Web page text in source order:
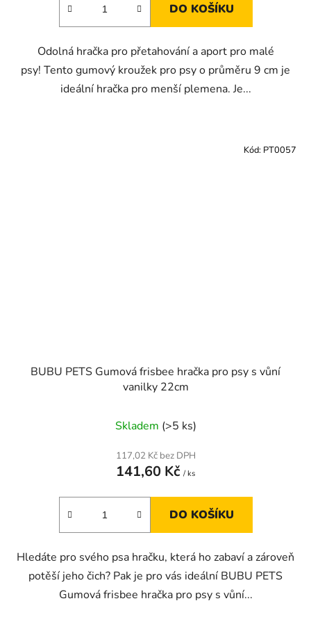
DO KOŠÍKU
Odolná hračka pro přetahování a aport pro malé
psy! Tento gumový kroužek pro psy o průměru 9 cm je
ideální hračka pro menší plemena. Je...
BUBU PETS Gumová frisbee hračka pro psy s vůní
vanilky 22cm
Skladem (>5 ks)
117,02 Kč bez DPH
141,60 Kč / ks
DO KOŠÍKU
Hledáte pro svého psa hračku, která ho zabaví a zároveň
potěší jeho čich? Pak je pro vás ideální BUBU PETS
Gumová frisbee hračka pro psy s vůní...
Kód: PT0057